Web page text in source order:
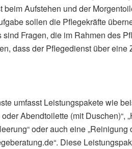
Aufstehen und der
sollen die Pflegekräfte
Fragen, die im Rahmen des
dass der Pflegedienst über eine
umfasst Leistungspakete wie
Abendtoilette (mit Duschen)“,
oder auch eine „Reinigung
Diese